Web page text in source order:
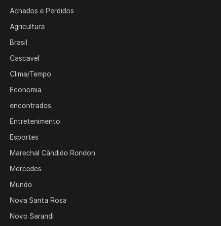
Achados e Perdidos
Agricultura
Brasil
Cascavel
Clima/Tempo
Economia
encontrados
Entretenimento
Esportes
Marechal Cândido Rondon
Mercedes
Mundo
Nova Santa Rosa
Novo Sarandi